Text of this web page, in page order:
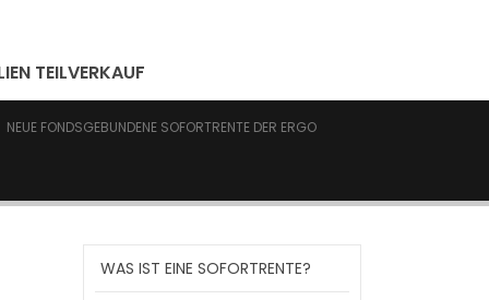
TEILVERKAUF
NEUE FONDSGEBUNDENE SOFORTRENTE DER ERGO
WAS IST EINE SOFORTRENTE?